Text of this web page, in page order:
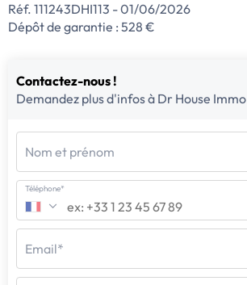
Réf. 111243DHI113 - 01/06/2026
Dépôt de garantie : 528 €
Contactez-nous !
Demandez plus d'infos à Dr House Immo
Nom et prénom
Téléphone*
Email*